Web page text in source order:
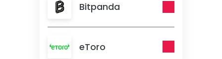
Bitpanda
eToro